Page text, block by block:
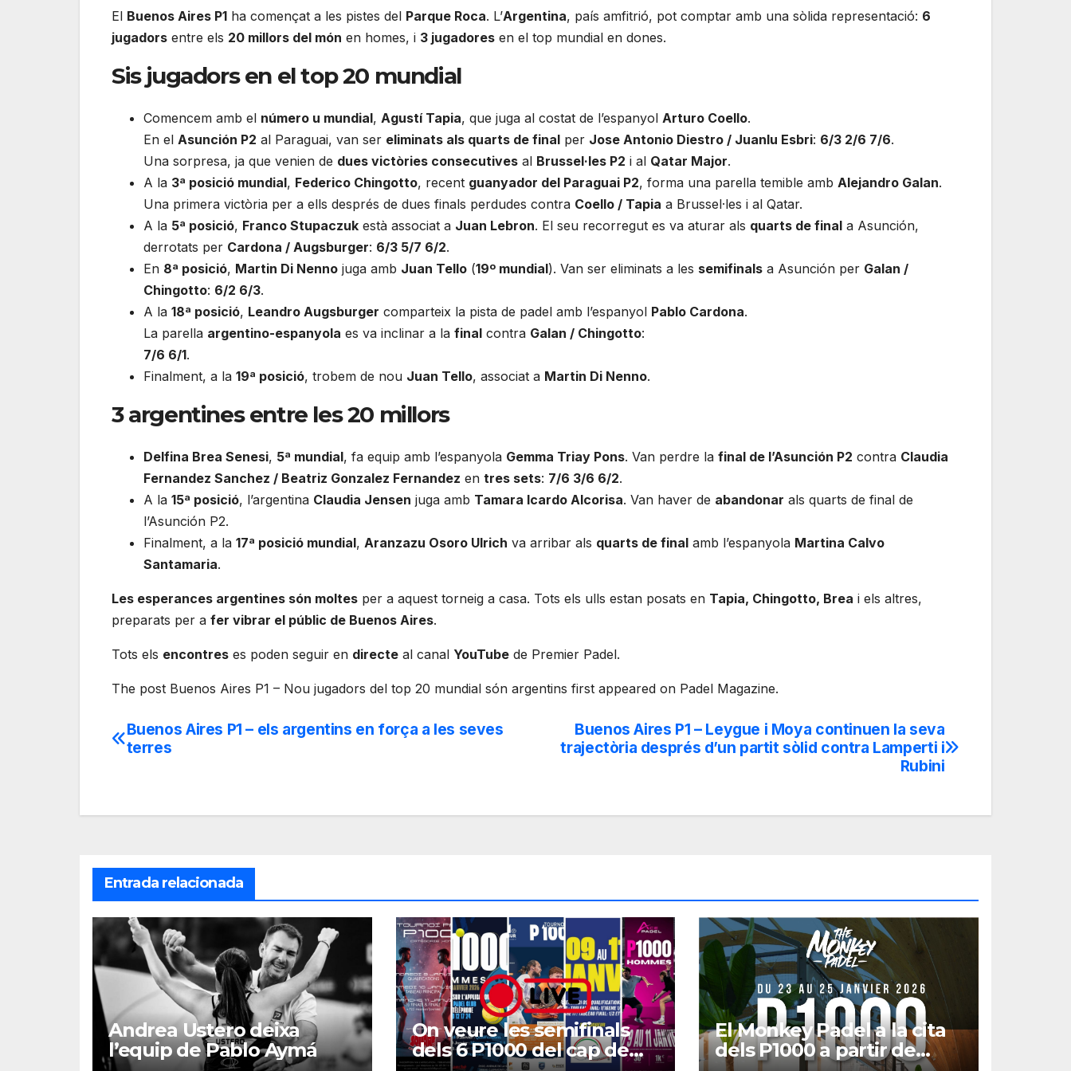
El Buenos Aires P1 ha començat a les pistes del Parque Roca. L’Argentina, país amfitrió, pot comptar amb una sòlida representació: 6
jugadors entre els 20 millors del món en homes, i 3 jugadores en el top mundial en dones.
Sis jugadors en el top 20 mundial
Comencem amb el número u mundial, Agustí Tapia, que juga al costat de l’espanyol Arturo Coello.
En el Asunción P2 al Paraguai, van ser eliminats als quarts de final per Jose Antonio Diestro / Juanlu Esbri: 6/3 2/6 7/6.
Una sorpresa, ja que venien de dues victòries consecutives al Brussel·les P2 i al Qatar Major.
A la 3ª posició mundial, Federico Chingotto, recent guanyador del Paraguai P2, forma una parella temible amb Alejandro Galan.
Una primera victòria per a ells després de dues finals perdudes contra Coello / Tapia a Brussel·les i al Qatar.
A la 5ª posició, Franco Stupaczuk està associat a Juan Lebron. El seu recorregut es va aturar als quarts de final a Asunción,
derrotats per Cardona / Augsburger: 6/3 5/7 6/2.
En 8ª posició, Martin Di Nenno juga amb Juan Tello (19º mundial). Van ser eliminats a les semifinals a Asunción per Galan /
Chingotto: 6/2 6/3.
A la 18ª posició, Leandro Augsburger comparteix la pista de padel amb l’espanyol Pablo Cardona.
La parella argentino-espanyola es va inclinar a la final contra Galan / Chingotto:
7/6 6/1.
Finalment, a la 19ª posició, trobem de nou Juan Tello, associat a Martin Di Nenno.
3 argentines entre les 20 millors
Delfina Brea Senesi, 5ª mundial, fa equip amb l’espanyola Gemma Triay Pons. Van perdre la final de l’Asunción P2 contra Claudia
Fernandez Sanchez / Beatriz Gonzalez Fernandez en tres sets: 7/6 3/6 6/2.
A la 15ª posició, l’argentina Claudia Jensen juga amb Tamara Icardo Alcorisa. Van haver de abandonar als quarts de final de
l’Asunción P2.
Finalment, a la 17ª posició mundial, Aranzazu Osoro Ulrich va arribar als quarts de final amb l’espanyola Martina Calvo
Santamaria.
Les esperances argentines són moltes per a aquest torneig a casa. Tots els ulls estan posats en Tapia, Chingotto, Brea i els altres,
preparats per a fer vibrar el públic de Buenos Aires.
Tots els encontres es poden seguir en directe al canal YouTube de Premier Padel.
The post Buenos Aires P1 – Nou jugadors del top 20 mundial són argentins first appeared on Padel Magazine.
Navegación
Buenos Aires P1 – Leygue i Moya continuen la seva
trajectòria després d’un partit sòlid contra Lamperti i
Rubini
Buenos Aires P1 – els argentins en força a les seves
terres
Entrada relacionada
Andrea Ustero deixa
l’equip de Pablo Aymá
On veure les semifinals
dels 6 P1000 del cap de
El Monkey Padel a la cita
dels P1000 a partir de